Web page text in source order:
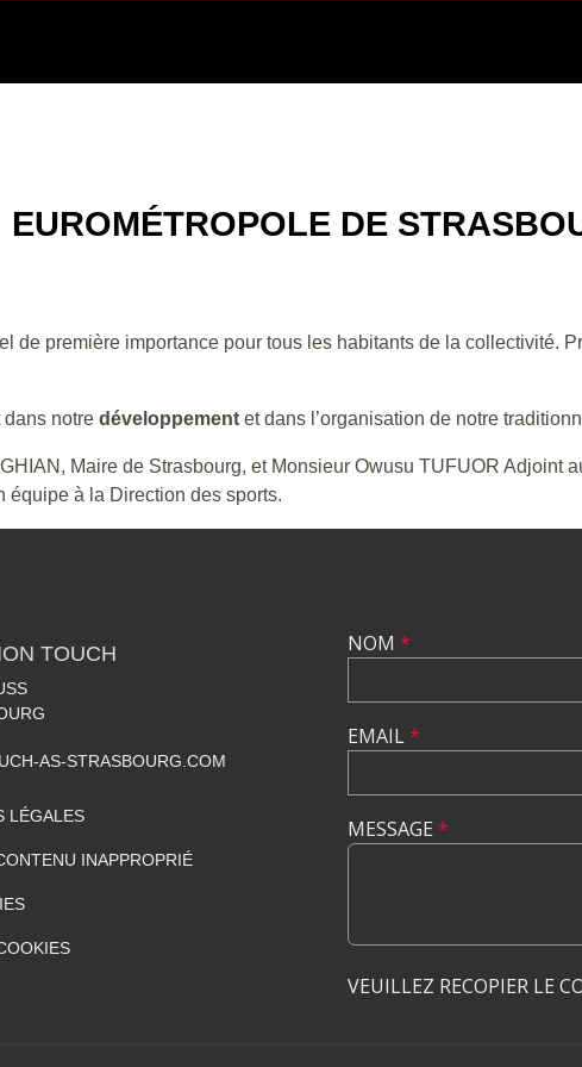
EUROMÉTROPOLE DE
de première importance pour tous les habitants de la collectivité.
dans notre développement et dans l’organisation de notre
Maire de Strasbourg, et Monsieur Owusu TUFUOR Adjoint
équipe à la Direction des sports.
TOUCH
AS-STRASBOURG.COM
LÉGALES
INAPPROPRIÉ
NOM *
EMAIL*
MESSAGE *
VEUILLEZ RECOPIER LE